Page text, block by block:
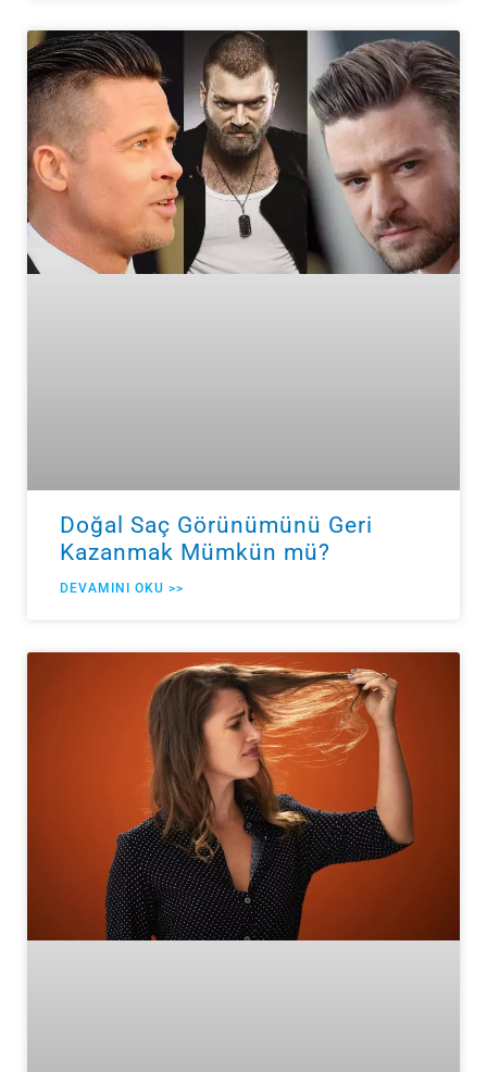
Doğal Saç Görünümünü Geri
Kazanmak Mümkün mü?
DEVAMINI OKU >>